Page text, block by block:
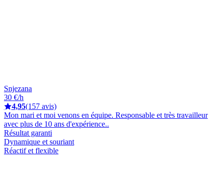
Snjezana
30 €/h
4,95(157 avis)
Mon mari et moi venons en équipe. Responsable et très travailleur
avec plus de 10 ans d'expérience..
Résultat garanti
Dynamique et souriant
Réactif et flexible